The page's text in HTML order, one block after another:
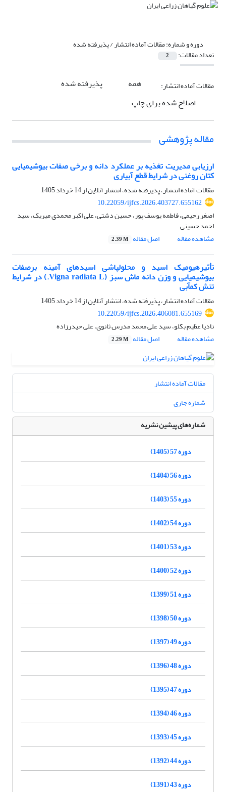
دوره و شماره:مقالات آماده انتشار / پذیرفته شده
تعداد مقالات: 2
مقالات آماده انتشار: همه
پذیرفته شده
اصلاح شده برای چاپ
مقاله پژوهشی
ارزیابی مدیریت تغذیه بر عملکرد دانه و برخی صفات بیوشیمیایی
کتان روغنی در شرایط قطع آبیاری
مقالات آماده انتشار، پذیرفته شده، انتشار آنلاین از14 خرداد 1405
10.22059/ijfcs.2026.403727.655162
اصغر رحیمی، فاطمه یوسف پور، حسین دشتی، علی اکبر محمدی میریک، سید
احمد حسینی
مشاهده مقاله
اصل مقاله 2.39 M
تأثیرهیومیک اسید و محلول‏پاشی اسیدهای آمینه برصفات
بیوشیمیایی و وزن دانه ماش سبز (Vigna radiata L.) در شرایط
تنش کم‏آبی
مقالات آماده انتشار، پذیرفته شده، انتشار آنلاین از14 خرداد 1405
10.22059/ijfcs.2026.406081.655169
نادیا عظیم بکلو، سید علی محمد مدرس ثانوی، علی حیدرزاده
مشاهده مقاله
اصل مقاله 2.29 M
مقالات آماده انتشار
شماره جاری
شماره‌های پیشین نشریه
دوره 57 (1405)
دوره 56 (1404)
دوره 55 (1403)
دوره 54 (1402)
دوره 53 (1401)
دوره 52 (1400)
دوره 51 (1399)
دوره 50 (1398)
دوره 49 (1397)
دوره 48 (1396)
دوره 47 (1395)
دوره 46 (1394)
دوره 45 (1393)
دوره 44 (1392)
دوره 43 (1391)